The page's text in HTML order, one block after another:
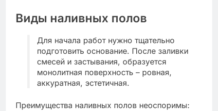
Виды наливных полов
Для начала работ нужно тщательно
подготовить основание. После заливки
смесей и застывания, образуется
монолитная поверхность – ровная,
аккуратная, эстетичная.
Преимущества наливных полов неоспоримы: